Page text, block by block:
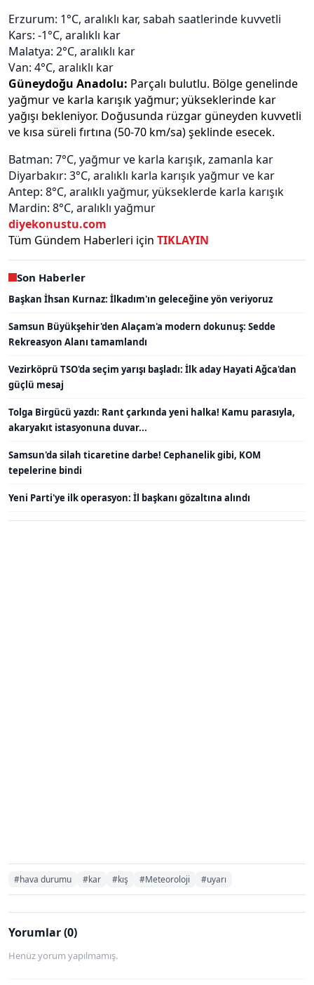
Erzurum: 1°C, aralıklı kar, sabah saatlerinde kuvvetli
Kars: -1°C, aralıklı kar
Malatya: 2°C, aralıklı kar
Van: 4°C, aralıklı kar
Güneydoğu Anadolu: Parçalı bulutlu. Bölge genelinde
yağmur ve karla karışık yağmur; yükseklerinde kar
yağışı bekleniyor. Doğusunda rüzgar güneyden kuvvetli
ve kısa süreli fırtına (50-70 km/sa) şeklinde esecek.
Batman: 7°C, yağmur ve karla karışık, zamanla kar
Diyarbakır: 3°C, aralıklı karla karışık yağmur ve kar
Antep: 8°C, aralıklı yağmur, yükseklerde karla karışık
Mardin: 8°C, aralıklı yağmur
diyekonustu.com
Tüm Gündem Haberleri için TIKLAYIN
Son Haberler
Başkan İhsan Kurnaz: İlkadım'ın geleceğine yön veriyoruz
Samsun Büyükşehir'den Alaçam'a modern dokunuş: Sedde
Rekreasyon Alanı tamamlandı
Vezirköprü TSO'da seçim yarışı başladı: İlk aday Hayati Ağca'dan
güçlü mesaj
Tolga Birgücü yazdı: Rant çarkında yeni halka! Kamu parasıyla,
akaryakıt istasyonuna duvar...
Samsun'da silah ticaretine darbe! Cephanelik gibi, KOM
tepelerine bindi
Yeni Parti'ye ilk operasyon: İl başkanı gözaltına alındı
#hava durumu #kar #kış #Meteoroloji #uyarı
Yorumlar (0)
Henüz yorum yapılmamış.